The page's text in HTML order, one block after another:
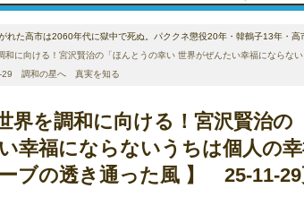
高市は2060年代に獄中で死ぬ。パククネ懲役20年・韓鶴子13年・
和に向ける！宮沢賢治の「ほんとうの幸い 世界がぜんたい幸福にならな
29 調和の星へ 真実を知る
界を調和に向ける！宮沢賢治の
幸福にならないうちは個人の
ブの透き通った風 】 25-11-